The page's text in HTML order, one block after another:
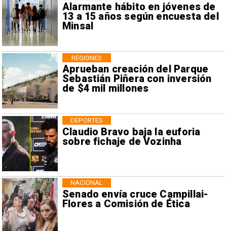
Alarmante hábito en jóvenes de
13 a 15 años según encuesta del
Minsal
Aprueban creación del Parque
Sebastián Piñera con inversión
de $4 mil millones
REGIONES
Claudio Bravo baja la euforia
sobre fichaje de Vozinha
DEPORTES
Senado envía cruce Campillai-
Flores a Comisión de Ética
NACIONAL